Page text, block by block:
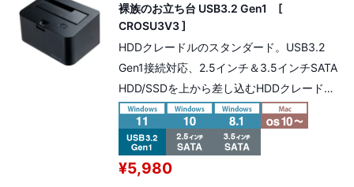
裸族のお立ち台 USB3.2 Gen1 [
CROSU3V3 ]
HDDクレードルのスタンダード。USB3.2
Gen1接続対応、2.5インチ＆3.5インチSATA
HDD/SSDを上から差し込むHDDクレードル
本製品は延長保証 選択可能商品です。
延長保証料金（商品金額の5%）を加算する
事によりプラス2年間の延長保証対応が可能
です。
¥5,980